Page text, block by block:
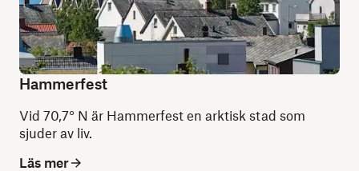
Hammerfest
Vid 70,7° N är Hammerfest en arktisk stad som
sjuder av liv.
Läs mer